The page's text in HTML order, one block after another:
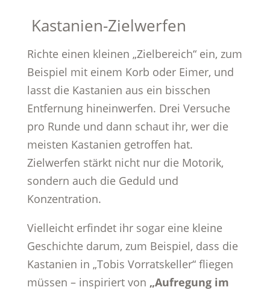
Kastanien-Zielwerfen
Richte einen kleinen „Zielbereich“ ein, zum
Beispiel mit einem Korb oder Eimer, und
lasst die Kastanien aus ein bisschen
Entfernung hineinwerfen. Drei Versuche
pro Runde und dann schaut ihr, wer die
meisten Kastanien getroffen hat.
Zielwerfen stärkt nicht nur die Motorik,
sondern auch die Geduld und
Konzentration.
Vielleicht erfindet ihr sogar eine kleine
Geschichte darum, zum Beispiel, dass die
Kastanien in „Tobis Vorratskeller“ fliegen
müssen – inspiriert von „Aufregung im